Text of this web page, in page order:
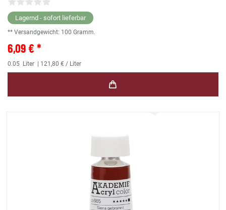
Lagernd - sofort lieferbar
** Versandgewicht: 100 Gramm.
6,09 € *
0.05 Liter | 121,80 € / Liter